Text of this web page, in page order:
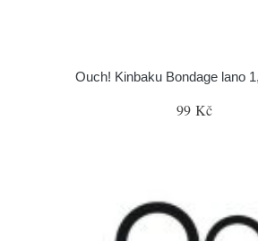
Ouch! Kinbaku Bondage lano
99 Kč